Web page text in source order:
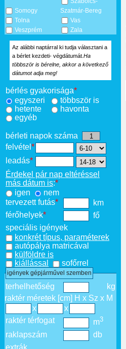
Somogy
Szatmár-Bereg
Tolna
Vas
Veszprém
Zala
Az alábbi naptárral ki tudja választani a
a bérlet kezdeti- végdátumát. Ha
többször is bérelne, akkor a következő
dátumot adja meg!
bérlés gyakorisága*
egyszeri
többször is
hetente
havonta
egyéb
bérleti napok száma
felvétel *
leadás*
Érdekel pár nap eltéréssel
más dátum is:*
igen
nem
tervezett futás*
km
férőhelyek*
fő
speciális igények
konkrét típus, paraméterek
autópálya matricával
külföldre is
kiállással
sofőrrel
igények gépjárművel szemben
terhelhetőség
kg
raktér méretek [cm] H x Sz x M
x
x
raktér térfogat
m3
raklapszám
db
extrák